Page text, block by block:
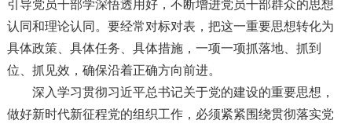
引导党员干部学深悟透用好，不断增进党员干部群众的思想
认同和理论认同。要经常对标对表，把这一重要思想转化为
具体政策、具体任务、具体措施，一项一项抓落地、抓到
位、抓见效，确保沿着正确方向前进。
深入学习贯彻习近平总书记关于党的建设的重要思想，
做好新时代新征程党的组织工作，必须紧紧围绕贯彻落实党